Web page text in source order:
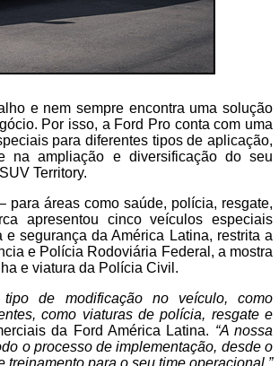
e nem sempre encontra uma solução
Por isso, a Ford Pro conta com uma
para diferentes tipos de aplicação,
na ampliação e diversificação do seu
Territory.
áreas como saúde, polícia, resgate,
apresentou cinco veículos especiais
segurança da América Latina, restrita a
e Polícia Rodoviária Federal, a mostra
e viatura da Polícia Civil.
de modificação no veículo, como
como viaturas de polícia, resgate e
da Ford América Latina. “A nossa
o processo de implementação, desde o
para o seu time operacional.”